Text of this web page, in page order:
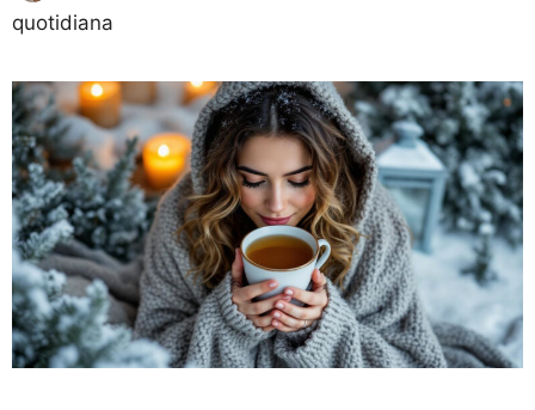
quotidiana